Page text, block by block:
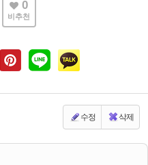
0
비추천
수정 삭제